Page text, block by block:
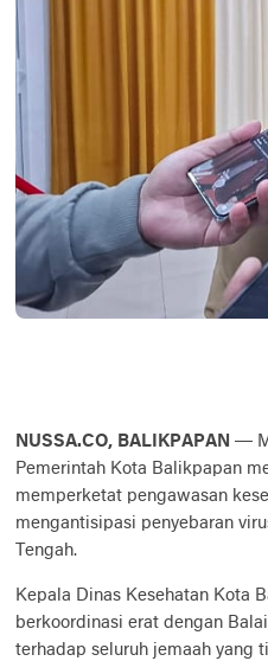
NUSSA.CO, BALIKPAPAN —
Pemerintah Kota Balikpapan
memperketat pengawasan
mengantisipasi penyebaran
Tengah.
Kepala Dinas Kesehatan Kota
berkoordinasi erat dengan
terhadap seluruh jemaah yang